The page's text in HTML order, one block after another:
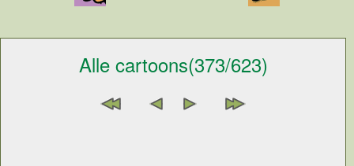
Alle cartoons(373/623)